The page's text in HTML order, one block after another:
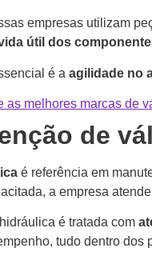
empresas utilizam
útil dos
é a agilidade no
as melhores marcas de
de
é referência em
a empresa
é tratada com
tudo dentro dos